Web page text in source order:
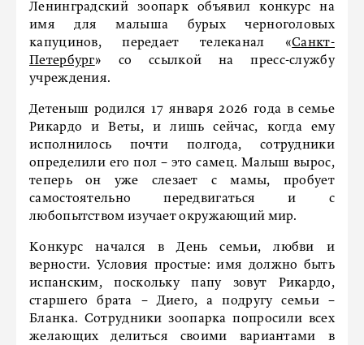
Ленинградский зоопарк объявил конкурс на
имя для малыша бурых черноголовых
капуцинов, передает телеканал «Санкт-
Петербург» со ссылкой на пресс-службу
учреждения.
Детеныш родился 17 января 2026 года в семье
Рикардо и Веты, и лишь сейчас, когда ему
исполнилось почти полгода, сотрудники
определили его пол − это самец. Малыш вырос,
теперь он уже слезает с мамы, пробует
самостоятельно передвигаться и с
любопытством изучает окружающий мир.
Конкурс начался в День семьи, любви и
верности. Условия простые: имя должно быть
испанским, поскольку папу зовут Рикардо,
старшего брата − Диего, а подругу семьи −
Бланка. Сотрудники зоопарка попросили всех
желающих делиться своими вариантами в